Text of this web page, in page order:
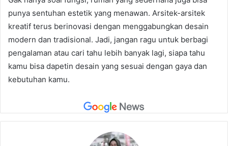
punya sentuhan estetik yang menawan. Arsitek-arsitek
kreatif terus berinovasi dengan menggabungkan desain
modern dan tradisional. Jadi, jangan ragu untuk berbagi
pengalaman atau cari tahu lebih banyak lagi, siapa tahu
kamu bisa dapetin desain yang sesuai dengan gaya dan
kebutuhan kamu.